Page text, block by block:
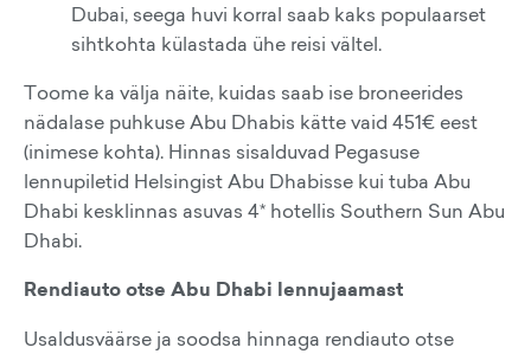
Dubai, seega huvi korral saab kaks populaarset
sihtkohta külastada ühe reisi vältel.
Toome ka välja näite, kuidas saab ise broneerides
nädalase puhkuse Abu Dhabis kätte vaid 451€ eest
(inimese kohta). Hinnas sisalduvad Pegasuse
lennupiletid Helsingist Abu Dhabisse kui tuba Abu
Dhabi kesklinnas asuvas 4* hotellis Southern Sun Abu
Dhabi.
Rendiauto otse Abu Dhabi lennujaamast
Usaldusväärse ja soodsa hinnaga rendiauto otse